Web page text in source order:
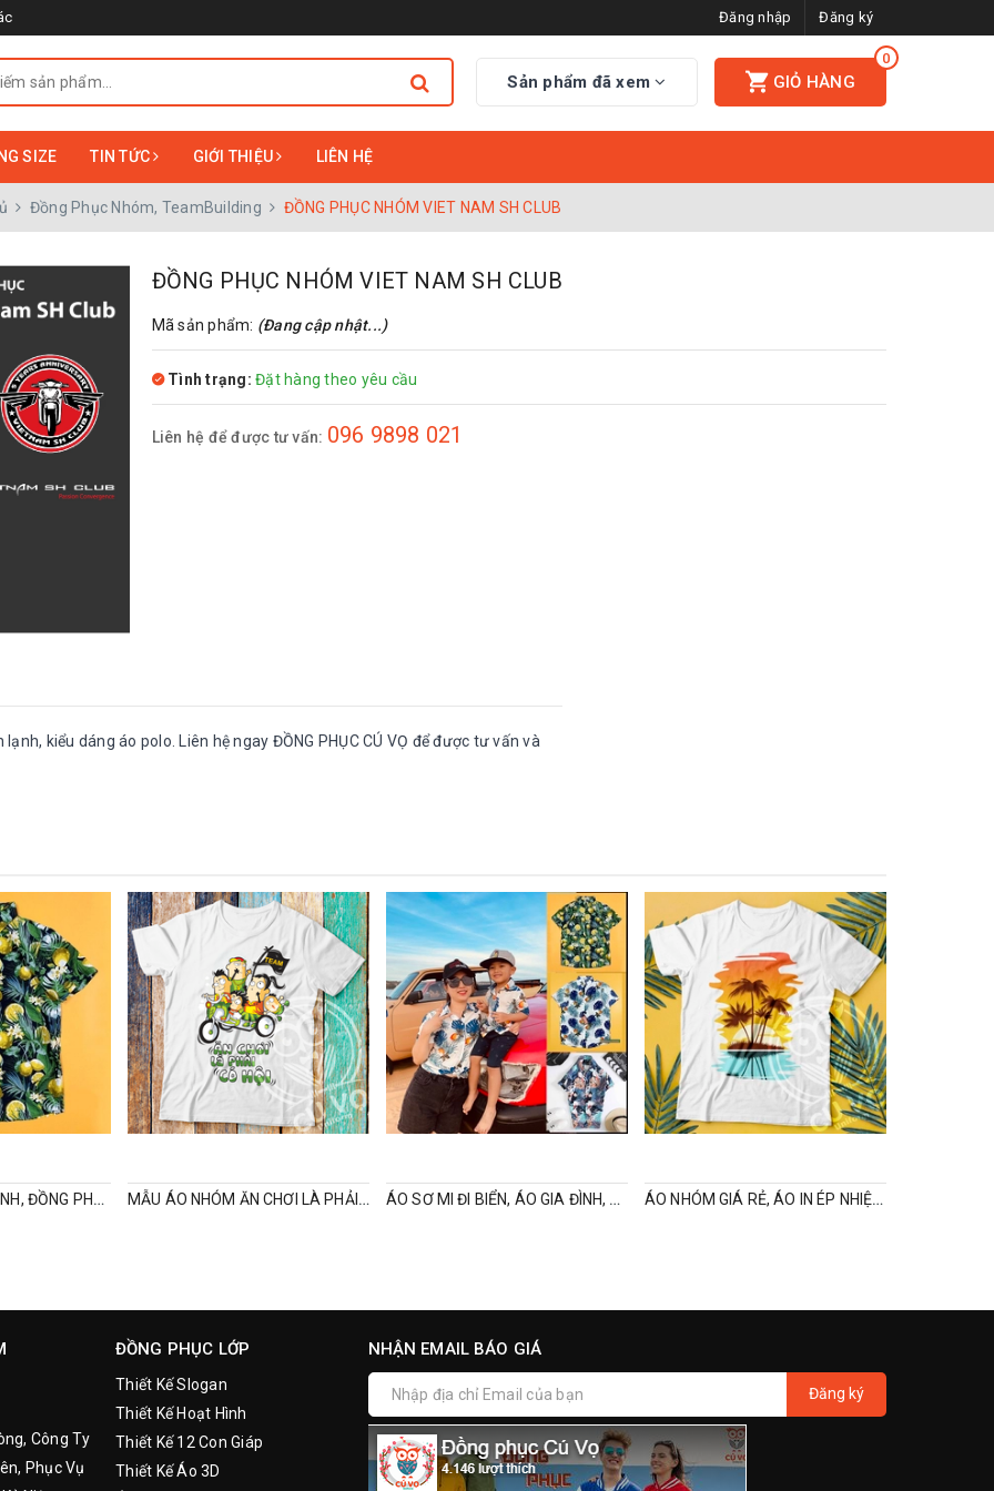
Đăng nhập Đăng ký
Sản phẩm đã xem
0
GIỎ HÀNG
SIZE TIN TỨC GIỚI THIỆU LIÊN HỆ
Đồng Phục Nhóm, TeamBuilding ĐỒNG PHỤC NHÓM VIET NAM SH CLUB
ĐỒNG PHỤC NHÓM VIET NAM SH CLUB
Mã sản phẩm: (Đang cập nhật...)
Tình trạng: Đặt hàng theo yêu cầu
Liên hệ để được tư vấn: 096 9898 021
kiểu dáng áo polo. Liên hệ ngay ĐỒNG PHỤC CÚ VỌ để được tư vấn và
ĐỒNG PHỤC GIA ĐÌNH, ĐỒNG PHỤC NHÓM, ÁO SƠMI HOA LÁ DU LỊCH MẪU ÁO NHÓM ĂN CHƠI LÀ PHẢI CÓ HỘI ÁO SƠ MI ĐI BIỂN, ÁO GIA ĐÌNH, ÁO NHÓM, TEAMBUILDING ÁO NHÓM GIÁ RẺ, ÁO IN ÉP NHIỆT, ÁO ĐI BIỂN GIÁ RẺ
Công Ty
Phục Vụ
ĐỒNG PHỤC LỚP
Thiết Kế Slogan
Thiết Kế Hoạt Hình
Thiết Kế 12 Con Giáp
Thiết Kế Áo 3D
NHẬN EMAIL BÁO GIÁ
Đăng ký